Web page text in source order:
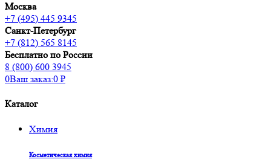
Москва
+7 (495) 445 9345
Санкт-Петербург
+7 (812) 565 8145
Бесплатно по России
8 (800) 600 3945
0Ваш заказ:0 ₽
Каталог
Химия
Косметическая химия